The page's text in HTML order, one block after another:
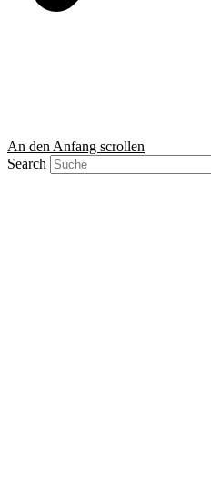
An den Anfang scrollen
Search